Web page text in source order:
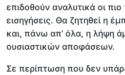
επιδοθούν αναλυτικά οι
εισηγήσεις. Θα ζητηθεί η
και, πάνω απ’ όλα, η λήψη
ουσιαστικών αποφάσεων.
Σε περίπτωση που δεν